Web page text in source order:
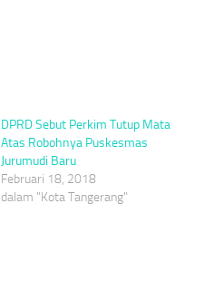
DPRD Sebut Perkim Tutup Mata
Atas Robohnya Puskesmas
Jurumudi Baru
Februari 18, 2018
dalam "Kota Tangerang"